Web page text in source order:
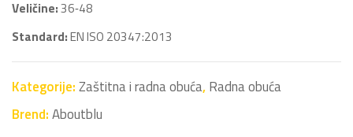
Veličine:36‐48
Standard:EN ISO 20347:2013
Kategorije:Zaštitna i radna obuća,Radna obuća
Brend:Aboutblu